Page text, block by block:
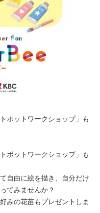
ポットワークショップ」も
ポットワークショップ」も
自由に絵を描き、自分だけ
てみませんか？
みの花苗もプレゼントしま